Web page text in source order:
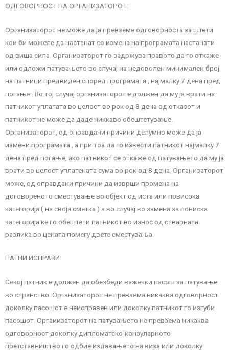
ОДГОВОРНОСТ НА ОРГАНИЗАТОРОТ:
Организаторот не може да ја превземе одговорноста за штети
кои би можеле да настанат со измена на програмата настанати
од виша сила. Организаторот го задржува правото да го откаже
или одложи патувањето во случај на недоволен минимален број
на патници предвиден според програмата , најмалку 7 дена пред
погање . Во тој случај организаторот е должен да му ја врати на
патникот уплатата во целост во рок од 8 дена од отказот и
патникот не може да даде никкаво обештетување.
Организаторот, од оправдани причини делумно може да ја
измени програмата , а при тоа да го извести патникот најмалку 7
дена пред погање, ако патникот се откаже од патувањето да му ја
врати во целост уплатената сума во рок од 8 дена. Организаторот
може, од оправдани причини да изврши промена на
договореното сместување во објект од иста или повисока
категорија ( на своја сметка ) а во случај во замена за пониска
категорија ке го обештети патникот во износ од стварната
разлика во цената помегу двете сместувања
ПАТНИ ИСПРАВИ:
Секој патник е должен да обезбеди важечки пасош за патување
во странство. Организаторот не превзема никаква одговорност
доколку пасошот е неисправен или доколку патникот го изгуби
пасошот. Оргаиизаторот на патувањето не превзема никаква
одговорност доколку дипломатско-конзуларното
претставништво го одбие издавањето на виза или доколку